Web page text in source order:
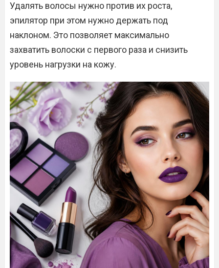
Удалять волосы нужно против их роста,
эпилятор при этом нужно держать под
наклоном. Это позволяет максимально
захватить волоски с первого раза и снизить
уровень нагрузки на кожу.